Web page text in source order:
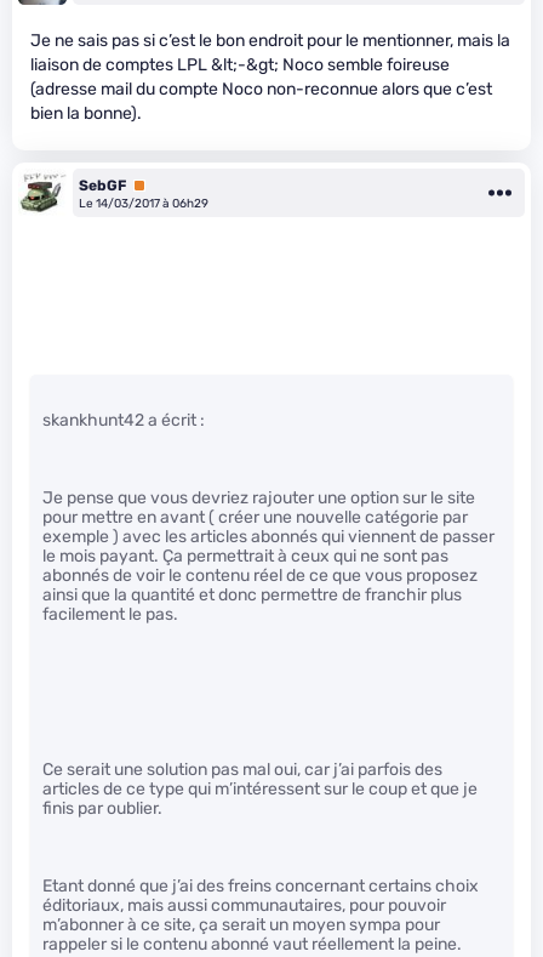
Je ne sais pas si c’est le bon endroit pour le mentionner, mais la
liaison de comptes LPL &lt;-&gt; Noco semble foireuse
(adresse mail du compte Noco non-reconnue alors que c’est
bien la bonne).
SebGF Premium
Le 14/03/2017 à 06h29
skankhunt42 a écrit :
Je pense que vous devriez rajouter une option sur le site
pour mettre en avant ( créer une nouvelle catégorie par
exemple ) avec les articles abonnés qui viennent de passer
le mois payant. Ça permettrait à ceux qui ne sont pas
abonnés de voir le contenu réel de ce que vous proposez
ainsi que la quantité et donc permettre de franchir plus
facilement le pas.
Ce serait une solution pas mal oui, car j’ai parfois des
articles de ce type qui m’intéressent sur le coup et que je
finis par oublier.
Etant donné que j’ai des freins concernant certains choix
éditoriaux, mais aussi communautaires, pour pouvoir
m’abonner à ce site, ça serait un moyen sympa pour
rappeler si le contenu abonné vaut réellement la peine.